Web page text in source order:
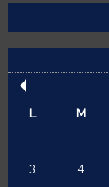
L
M
3
4